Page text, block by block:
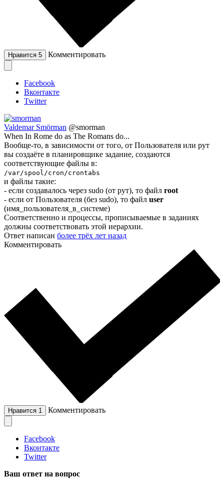
Нравится 5 Комментировать
Facebook
Вконтакте
Twitter
Valdemar Smörman @smorman
When In Rome do as The Romans do...
Вообще-то, в зависимости от того, от Пользователя или рут
вы создаёте в планировщике задание, создаются
соответствующие файлы в:
/var/spool/cron/crontabs
и файлы такие:
- если создавалось через sudo (от рут), то файл root
- если от Пользователя (без sudo), то файл user
(имя_пользователя_в_системе)
Соответственно и процессы, прописываемые в заданиях
должны соответствовать этой иерархии.
Ответ написан более трёх лет назад
Комментировать
Нравится 1 Комментировать
Facebook
Вконтакте
Twitter
Ваш ответ на вопрос